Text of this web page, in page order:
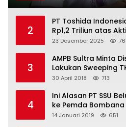
2
PT Toshida
Rp1,2 Triliun atas
23 Desember 2025
3
AMPB Sultra Minta
Lakukan Sweeping
30 April 2018 713
4
Ini Alasan PT SSU
ke Pemda
14 Januari 2019 651